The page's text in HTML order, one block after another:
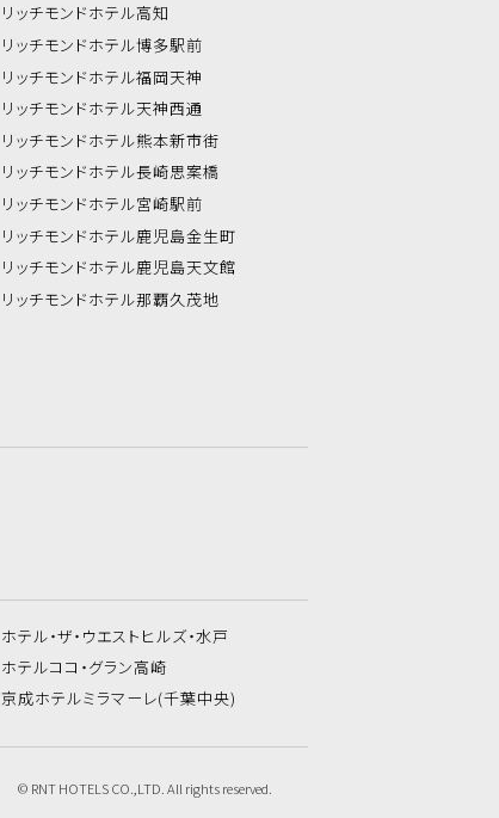
リッチモンドホテル高知
リッチモンドホテル博多駅前
リッチモンドホテル福岡天神
リッチモンドホテル天神西通
リッチモンドホテル熊本新市街
リッチモンドホテル長崎思案橋
リッチモンドホテル宮崎駅前
リッチモンドホテル鹿児島金生町
リッチモンドホテル鹿児島天文館
リッチモンドホテル那覇久茂地
ホテル・ザ・ ウエストヒルズ・水戸
ホテルココ・グラン高崎
京成ホテルミラマーレ(千葉中央)
© RNT HOTELS CO.,LTD. All rights reserved.